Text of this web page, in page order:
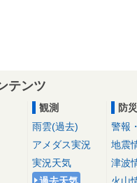
テンツ
観測
雨雲(過去)
アメダス実況
実況天気
防
警報
地震
津波